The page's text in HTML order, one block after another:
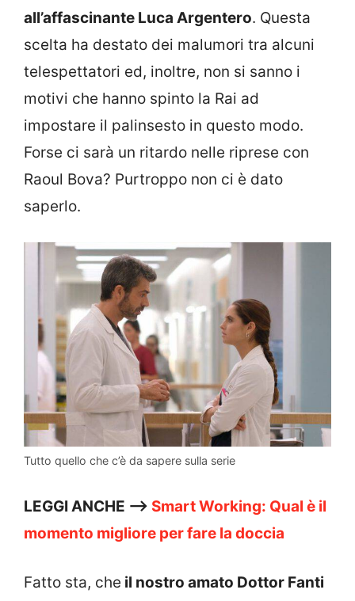
all’affascinante Luca Argentero. Questa
scelta ha destato dei malumori tra alcuni
telespettatori ed, inoltre, non si sanno i
motivi che hanno spinto la Rai ad
impostare il palinsesto in questo modo.
Forse ci sarà un ritardo nelle riprese con
Raoul Bova? Purtroppo non ci è dato
saperlo.
Tutto quello che c’è da sapere sulla serie
LEGGI ANCHE —> Smart Working: Qual è il
momento migliore per fare la doccia
Fatto sta, che il nostro amato Dottor Fanti